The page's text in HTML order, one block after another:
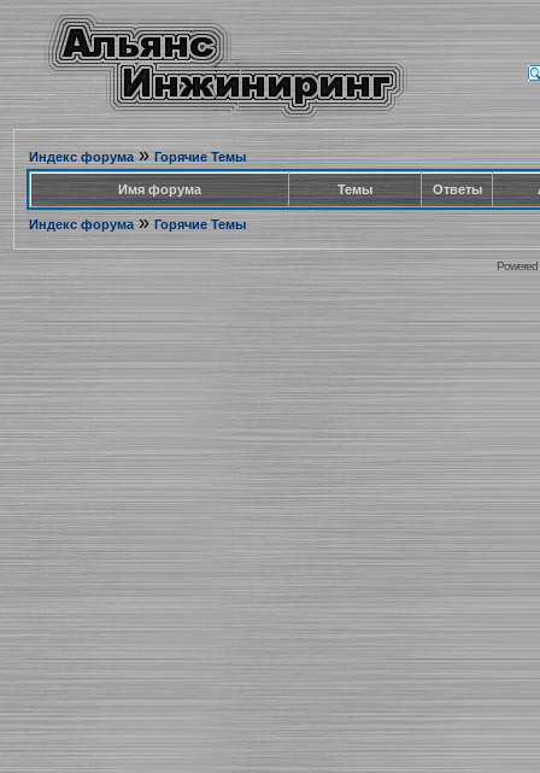
Индекс форума» Горячие Темы
Имя форума Темы Ответы
Индекс форума» Горячие Темы